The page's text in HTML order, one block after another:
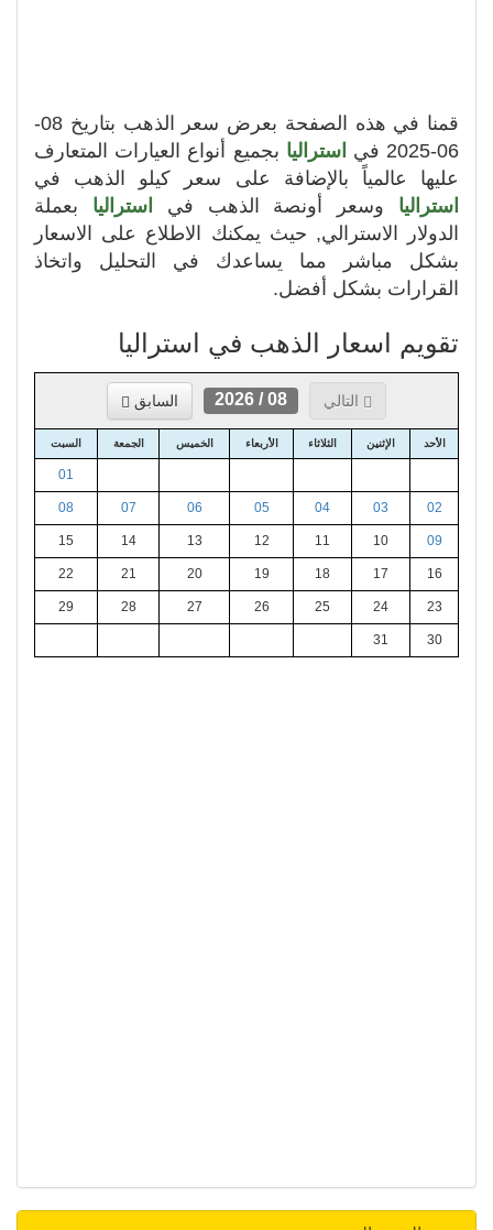
قمنا في هذه الصفحة بعرض سعر الذهب بتاريخ 08-
06-2025 في
استراليا بجميع أنواع العيارات المتعارف
عليها عالمياً بالإضافة على سعر كيلو الذهب في
استراليا وسعر أونصة الذهب في استراليا بعملة
الدولار الاسترالي, حيث يمكنك الاطلاع على الاسعار
بشكل مباشر مما يساعدك في التحليل واتخاذ
القرارات بشكل أفضل.
تقويم اسعار الذهب في استراليا
التالي 08 / 2026 السابق
الأحد الإثنين الثلاثاء الأربعاء الخميس الجمعة السبت
01
02
03
04
05
06
07
08
09
10
11
12
13
14
15
16
17
18
19
20
21
22
23
24
25
26
27
28
29
30
31